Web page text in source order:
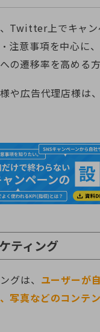
Twitter上でキャン
注意事項を中心に
の遷移率を高める方
や広告代理店様は
ティング
グは、 ユーザーが
写真などのコンテ